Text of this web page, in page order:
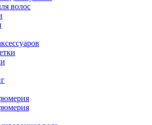
волос